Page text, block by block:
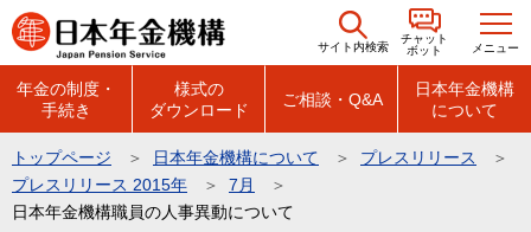
こ
の
の
先
サイト内検索
チャット
ボット
メニュー
年金の制度・
手続き
様式の
ダウンロード
ご相談・Q&A
日本年金機構
について
トップページ 日本年金機構について
プレスリリース
プレスリリース 2015年
7月
日本年金機構職員の人事異動について